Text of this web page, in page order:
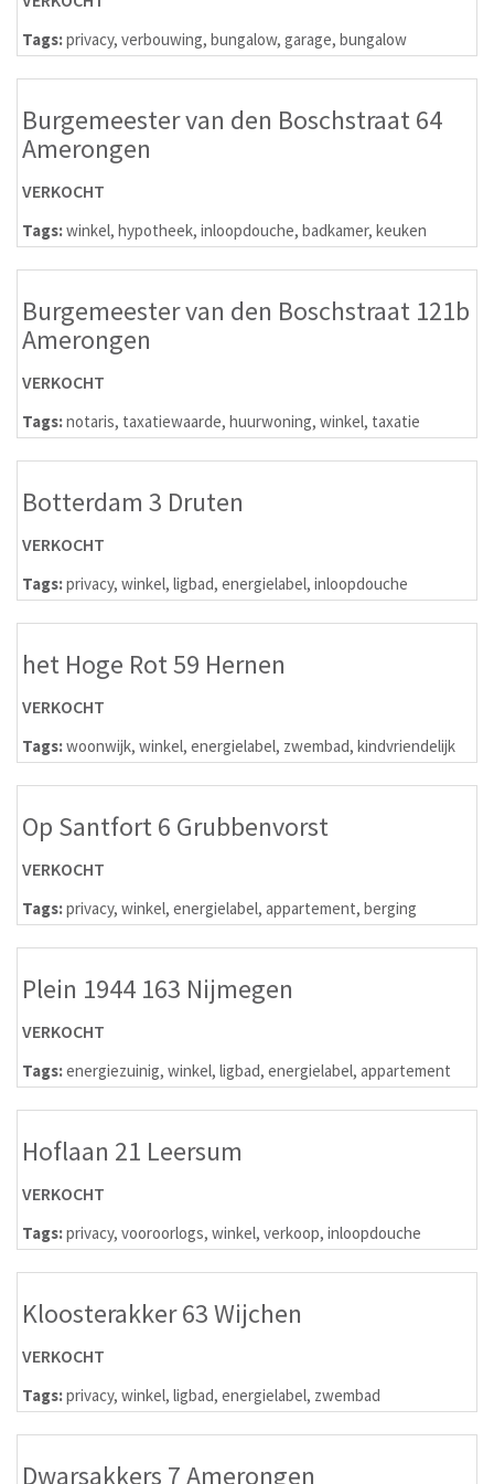
Tags:privacy, verbouwing, bungalow, garage, bungalow
Burgemeester van den Boschstraat 64
Amerongen
VERKOCHT
Tags:winkel, hypotheek, inloopdouche, badkamer, keuken
Burgemeester van den Boschstraat 121b
Amerongen
VERKOCHT
Tags:notaris, taxatiewaarde, huurwoning, winkel, taxatie
Botterdam 3 Druten
VERKOCHT
Tags:privacy, winkel, ligbad, energielabel, inloopdouche
het Hoge Rot 59 Hernen
VERKOCHT
Tags:woonwijk, winkel, energielabel, zwembad, kindvriendelijk
Op Santfort 6 Grubbenvorst
VERKOCHT
Tags:privacy, winkel, energielabel, appartement, berging
Plein 1944 163 Nijmegen
VERKOCHT
Tags:energiezuinig, winkel, ligbad, energielabel, appartement
Hoflaan 21 Leersum
VERKOCHT
Tags:privacy, vooroorlogs, winkel, verkoop, inloopdouche
Kloosterakker 63 Wijchen
VERKOCHT
Tags:privacy, winkel, ligbad, energielabel, zwembad
Dwarsakkers 7 Amerongen